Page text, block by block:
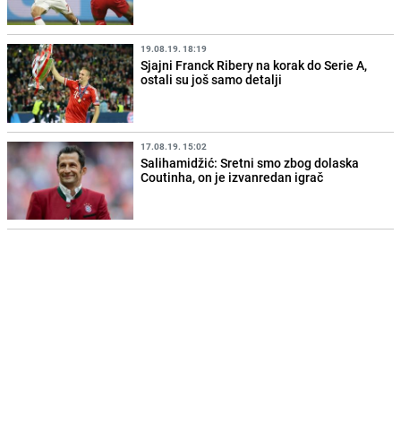
19.08.19. 18:19
Sjajni Franck Ribery na korak do Serie A,
ostali su još samo detalji
17.08.19. 15:02
Salihamidžić: Sretni smo zbog dolaska
Coutinha, on je izvanredan igrač